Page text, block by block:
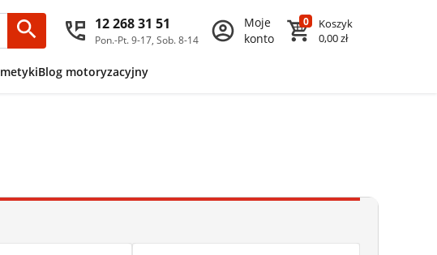
12 268 31 51
Pon.-Pt. 9-17, Sob. 8-14
Moje
konto
0
Koszyk
0,00 zł
Blog motoryzacyjny